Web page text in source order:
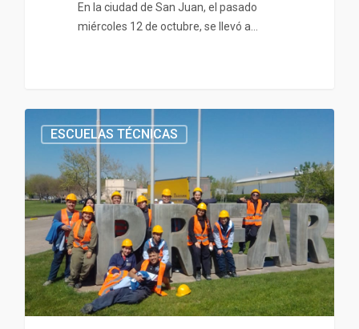
En la ciudad de San Juan, el pasado
miércoles 12 de octubre, se llevó a…
ESCUELAS TÉCNICAS